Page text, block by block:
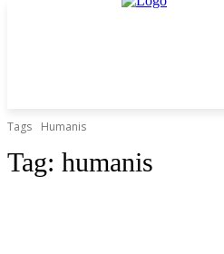
Tags Humanis
Tag: humanis